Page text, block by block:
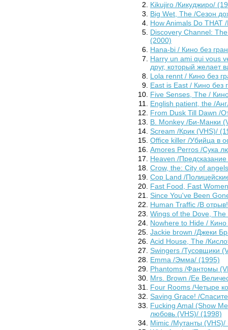
Kikujiro /Кикуджиро/
Big Wet, The /Сезон
How Animals Do THAT
Discovery Channel:
(2000)
Hana-bi / Кино без
Harry un ami qui vous
друг, который желает
Lola rennt / Кино без
East is East / Кино без
Five Senses, The /
English patient, the /
From Dusk Till Dawn /
B. Monkey /Би-Манки
Scream /Крик (VHS)/
Office killer /Убийца в
Amores Perros /Сука
Heaven /
Crow, the: City of
Cop Land /
Fast Food, Fast
Since You've Been
Human Traffic /В
Wings of the Dove,
Nowhere to Hide / Кино
Jackie brown /Джеки
Acid House, The /
Swingers /Тусовщики
Emma /Эмма/ (1995)
Phantoms /Фантомы
Mrs. Brown /Ее
Four Rooms /Четыре
Saving Grace! /
Fucking Amal (Show
любовь (VHS)/ (1998)
Mimic /Мутанты (VHS)/